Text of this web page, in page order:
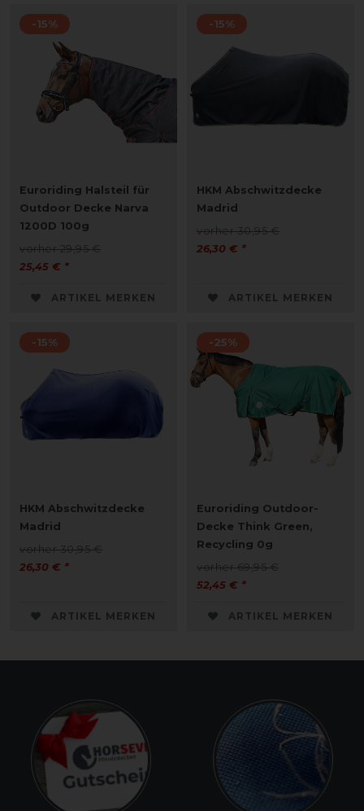
-15%
Euroriding Halsteil für
Outdoor Decke Narva
1200D 100g
vorher 29,95 €
25,45 € *
ARTIKEL MERKEN
-15%
HKM Abschwitzdecke
Madrid
vorher 30,95 €
26,30 € *
ARTIKEL MERKEN
-15%
HKM Abschwitzdecke
Madrid
vorher 30,95 €
26,30 € *
ARTIKEL MERKEN
-25%
Euroriding Outdoor-
Decke Think Green,
Recycling 0g
vorher 69,95 €
52,45 € *
ARTIKEL MERKEN